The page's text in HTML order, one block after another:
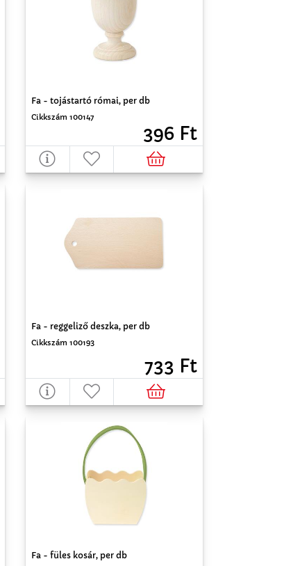
Fa - tojástartó római, per db
Cikkszám 100147
396 Ft
Fa - reggeliző deszka, per db
Cikkszám 100193
733 Ft
Fa - füles kosár, per db